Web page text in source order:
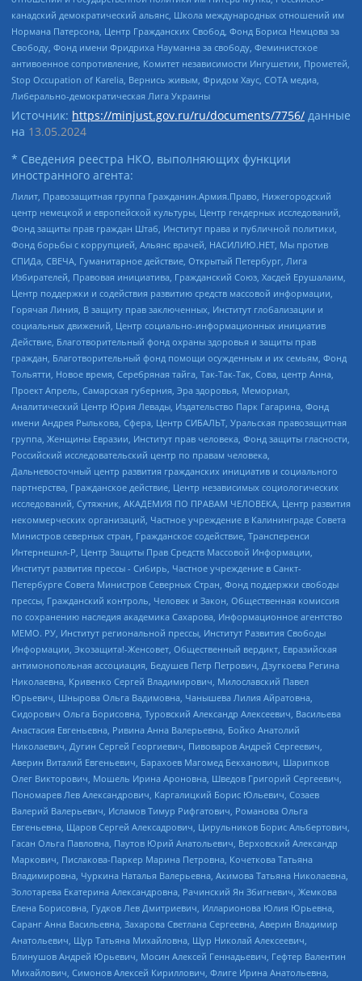
канадский демократический альянс, Школа международных отношений им
Нормана Патерсона, Центр Гражданских Свобод, Фонд Бориса Немцова за
Свободу, Фонд имени Фридриха Науманна за свободу, Феминистское
антивоенное сопротивление, Комитет независимости Ингушетии, Прометей,
Stop Occupation of Karelia, Вернись живым, Фридом Хаус, СОТА медиа,
Либерально-демократическая Лига Украины
Источник: https://minjust.gov.ru/ru/documents/7756/ данные
на 13.05.2024
* Сведения реестра НКО, выполняющих функции
иностранного агента:
Лилит, Правозащитная группа Гражданин.Армия.Право, Нижегородский
центр немецкой и европейской культуры, Центр гендерных исследований,
Фонд защиты прав граждан Штаб, Институт права и публичной политики,
Фонд борьбы с коррупцией, Альянс врачей, НАСИЛИЮ.НЕТ, Мы против
СПИДа, СВЕЧА, Гуманитарное действие, Открытый Петербург, Лига
Избирателей, Правовая инициатива, Гражданский Союз, Хасдей Ерушалаим,
Центр поддержки и содействия развитию средств массовой информации,
Горячая Линия, В защиту прав заключенных, Институт глобализации и
социальных движений, Центр социально-информационных инициатив
Действие, Благотворительный фонд охраны здоровья и защиты прав
граждан, Благотворительный фонд помощи осужденным и их семьям, Фонд
Тольятти, Новое время, Серебряная тайга, Так-Так-Так, Сова, центр Анна,
Проект Апрель, Самарская губерния, Эра здоровья, Мемориал,
Аналитический Центр Юрия Левады, Издательство Парк Гагарина, Фонд
имени Андрея Рылькова, Сфера, Центр СИБАЛЬТ, Уральская правозащитная
группа, Женщины Евразии, Институт прав человека, Фонд защиты гласности,
Российский исследовательский центр по правам человека,
Дальневосточный центр развития гражданских инициатив и социального
партнерства, Гражданское действие, Центр независимых социологических
исследований, Сутяжник, АКАДЕМИЯ ПО ПРАВАМ ЧЕЛОВЕКА, Центр развития
некоммерческих организаций, Частное учреждение в Калининграде Совета
Министров северных стран, Гражданское содействие, Трансперенси
Интернешнл-Р, Центр Защиты Прав Средств Массовой Информации,
Институт развития прессы - Сибирь, Частное учреждение в Санкт-
Петербурге Совета Министров Северных Стран, Фонд поддержки свободы
прессы, Гражданский контроль, Человек и Закон, Общественная комиссия
по сохранению наследия академика Сахарова, Информационное агентство
МЕМО. РУ, Институт региональной прессы, Институт Развития Свободы
Информации, Экозащита!-Женсовет, Общественный вердикт, Евразийская
антимонопольная ассоциация, Бедушев Петр Петрович, Дзугкоева Регина
Николаевна, Кривенко Сергей Владимирович, Милославский Павел
Юрьевич, Шнырова Ольга Вадимовна, Чанышева Лилия Айратовна,
Сидорович Ольга Борисовна, Туровский Александр Алексеевич, Васильева
Анастасия Евгеньевна, Ривина Анна Валерьевна, Бойко Анатолий
Николаевич, Дугин Сергей Георгиевич, Пивоваров Андрей Сергеевич,
Аверин Виталий Евгеньевич, Барахоев Магомед Бекханович, Шарипков
Олег Викторович, Мошель Ирина Ароновна, Шведов Григорий Сергеевич,
Пономарев Лев Александрович, Каргалицкий Борис Юльевич, Созаев
Валерий Валерьевич, Исламов Тимур Рифгатович, Романова Ольга
Евгеньевна, Щаров Сергей Алексадрович, Цирульников Борис Альбертович,
Гасан Ольга Павловна, Паутов Юрий Анатольевич, Верховский Александр
Маркович, Пислакова-Паркер Марина Петровна, Кочеткова Татьяна
Владимировна, Чуркина Наталья Валерьевна, Акимова Татьяна Николаевна,
Золотарева Екатерина Александровна, Рачинский Ян Збигневич, Жемкова
Елена Борисовна, Гудков Лев Дмитриевич, Илларионова Юлия Юрьевна,
Саранг Анна Васильевна, Захарова Светлана Сергеевна, Аверин Владимир
Анатольевич, Щур Татьяна Михайловна, Щур Николай Алексеевич,
Блинушов Андрей Юрьевич, Мосин Алексей Геннадьевич, Гефтер Валентин
Михайлович, Симонов Алексей Кириллович, Флиге Ирина Анатольевна,